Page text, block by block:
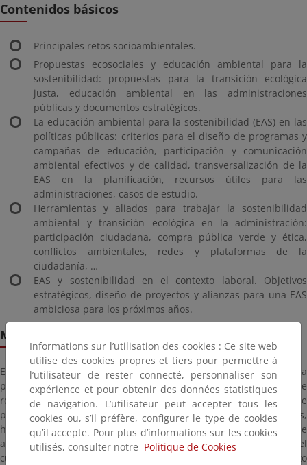
Contenidos básicos
Principales retos socioambientales.
Propuestas ecosociales y educación ambiental para la
sostenibilidad: propuestas para la transición ecológica
justa, educación ambiental en las administraciones
públicas y documentos estratégicos.
La educación ambiental para la sostenibilidad (EAS) en las
políticas públicas: criterios para el diseño de programas y
campañas de educación, participación y comunicación
ambiental efectivos y de calidad, transversalización de la
EAS en la planificación, recursos útiles para las
administraciones, casos de estudio.
Herramientas y aliados para trabajar la sostenibilidad
ambiental y transición ecológica en la administración:
participación ciudadana, compra pública verde y ética,
conflictos ambientales, redes y plataformas de la
ciudadanía, …
EAS y sostenibilidad en el contexto laboral. Objetivos
estratégicos, diseño de proyectos y alianzas para una EAS
ambiciosa para los próximos años.
Metodología
El curso tendrá carácter mixto, con una fase virtual y otra
presencial. La primera de ellas constará de dos módulos y se
realizará en una plataforma de aula virtual mediante la que se
podrá descargar y compartir contenidos, visualizar ponencias,
hacer evaluaciones y comunicarse con los docentes y resto de
alumnos para el intercambio de información. La coordinación y el
cuerpo docente del curso se encargarán de hacer un seguimiento
Informations sur l’utilisation des cookies : Ce site web
utilise des cookies propres et tiers pour permettre à
l’utilisateur de rester connecté, personnaliser son
expérience et pour obtenir des données statistiques
de navigation. L’utilisateur peut accepter tous les
cookies ou, s’il préfère, configurer le type de cookies
qu’il accepte. Pour plus d’informations sur les cookies
utilisés, consulter notre Politique de Cookies